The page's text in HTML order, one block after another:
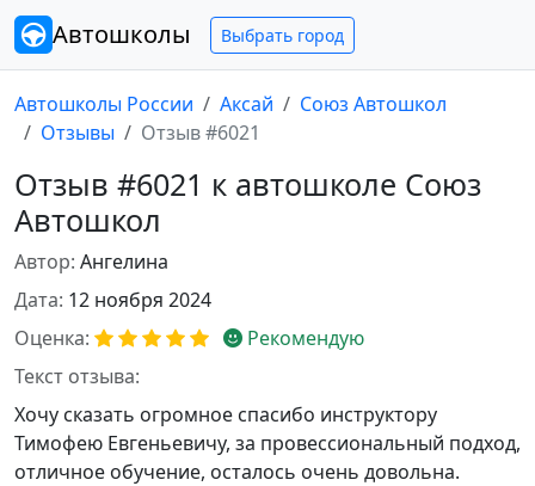
Автошколы Выбрать город
Автошколы России Аксай
Союз Автошкол
Отзывы
Отзыв #6021
Отзыв #6021 к автошколе Союз
Автошкол
Автор: Ангелина
Дата: 12 ноября 2024
Оценка:
Рекомендую
Текст отзыва:
Хочу сказать огромное спасибо инструктору
Тимофею Евгеньевичу, за провессиональный подход,
отличное обучение, осталось очень довольна.